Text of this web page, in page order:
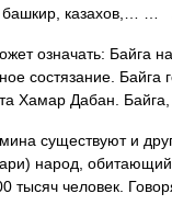
башкир, казахов,… …
означать: Байга
состязание. Байга
Хамар Дабан.
существуют и
народ,
тысяч человек.